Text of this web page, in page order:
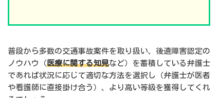
普段から多数の交通事故案件を取り扱い、後遺障害認定の
ノウハウ（医療に関する知見など）を蓄積している弁護士
であれば状況に応じて適切な方法を選択し（弁護士が医者
や看護師に直接掛け合う）、より高い等級を獲得してくれ